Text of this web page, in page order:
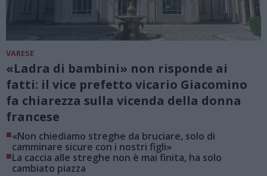
VARESE
«Ladra di bambini» non risponde ai
fatti: il vice prefetto vicario Giacomino
fa chiarezza sulla vicenda della donna
francese
■«Non chiediamo streghe da bruciare, solo di
camminare sicure con i nostri figli»
■La caccia alle streghe non è mai finita, ha solo
cambiato piazza